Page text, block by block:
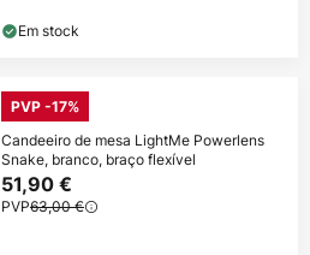
Em stock
PVP -17%
Candeeiro de mesa LightMe Powerlens
Snake, branco, braço flexível
51,90 €
PVP63,00 €